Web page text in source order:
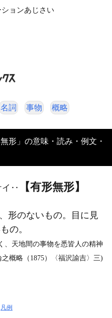
ョンあじさい
名詞 事物 概略
形」の意味・読み・例文・
イ‥ 【有形無形】
形のないもの。目に見
の。
、天地間の事物を悉皆人の精神
概略（1875）〈福沢諭吉〉三)
凡例